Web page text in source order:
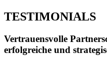
TESTIMONIALS
Vertrauensvolle
erfolgreiche und